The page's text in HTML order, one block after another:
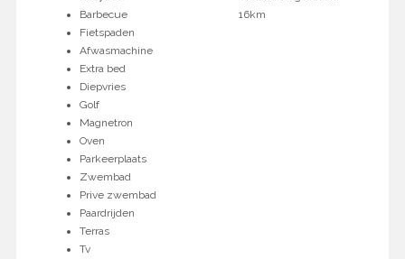
Barbecue
Fietspaden
Afwasmachine
Extra bed
Diepvries
Golf
Magnetron
Oven
Parkeerplaats
Zwembad
Prive zwembad
Paardrijden
Terras
Tv
16km